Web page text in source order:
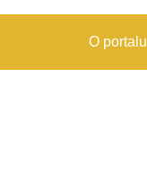
O portalu